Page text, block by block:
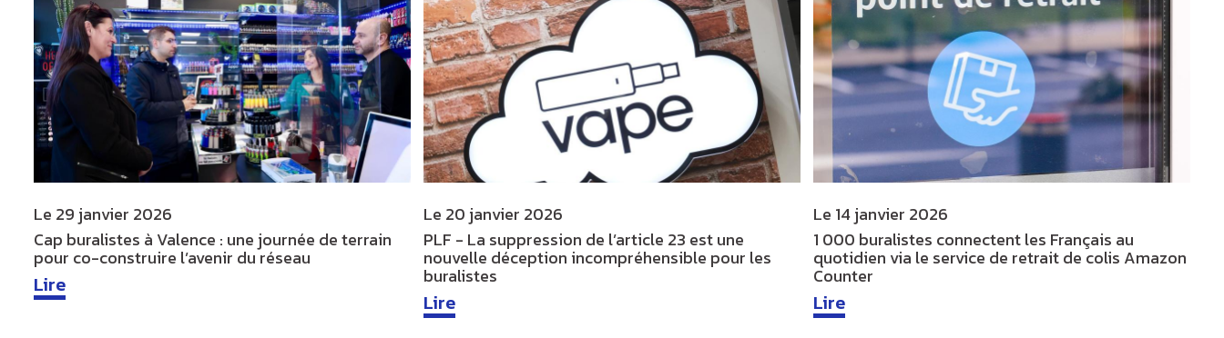
Le 29 janvier 2026
Cap buralistes à Valence : une journée de terrain
pour co-construire l’avenir du réseau
Lire
Le 20 janvier 2026
PLF - La suppression de l’article 23 est une
nouvelle déception incompréhensible pour les
buralistes
Lire
Le 14 janvier 2026
1 000 buralistes connectent les Français au
quotidien via le service de retrait de colis Amazon
Counter
Lire